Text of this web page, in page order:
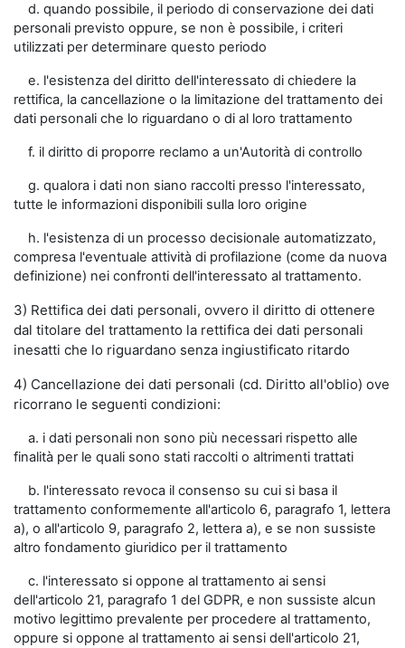
d. quando possibile, il periodo di conservazione dei dati
personali previsto oppure, se non è possibile, i criteri
utilizzati per determinare questo periodo
e. l'esistenza del diritto dell'interessato di chiedere la
rettifica, la cancellazione o la limitazione del trattamento dei
dati personali che lo riguardano o di al loro trattamento
f. il diritto di proporre reclamo a un'Autorità di controllo
g. qualora i dati non siano raccolti presso l'interessato,
tutte le informazioni disponibili sulla loro origine
h. l'esistenza di un processo decisionale automatizzato,
compresa l'eventuale attività di profilazione (come da nuova
definizione) nei confronti dell'interessato al trattamento.
3) Rettifica dei dati personali, ovvero il diritto di ottenere
dal titolare del trattamento la rettifica dei dati personali
inesatti che lo riguardano senza ingiustificato ritardo
4) Cancellazione dei dati personali (cd. Diritto all'oblio) ove
ricorrano le seguenti condizioni:
a. i dati personali non sono più necessari rispetto alle
finalità per le quali sono stati raccolti o altrimenti trattati
b. l'interessato revoca il consenso su cui si basa il
trattamento conformemente all'articolo 6, paragrafo 1, lettera
a), o all'articolo 9, paragrafo 2, lettera a), e se non sussiste
altro fondamento giuridico per il trattamento
c. l'interessato si oppone al trattamento ai sensi
dell'articolo 21, paragrafo 1 del GDPR, e non sussiste alcun
motivo legittimo prevalente per procedere al trattamento,
oppure si oppone al trattamento ai sensi dell'articolo 21,